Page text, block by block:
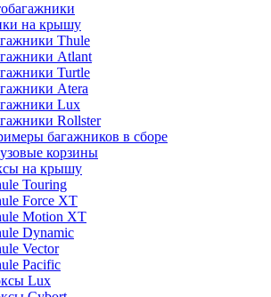
на крышу
Thule
Atlant
Turtle
Atera
Lux
Rollster
багажников в сборе
корзины
на крышу
Touring
Force XT
Motion XT
Dynamic
Vector
Pacific
Lux